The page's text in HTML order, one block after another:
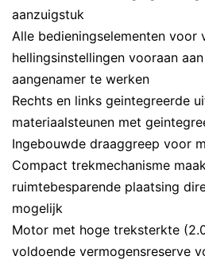
aanzuigstuk
Alle bedieningselementen voor
hellingsinstellingen vooraan
aangenamer te werken
Rechts en links geintegreerde
materiaalsteunen met
Ingebouwde draaggreep voor
Compact trekmechanisme
ruimtebesparende plaatsing
mogelijk
Motor met hoge treksterkte
voldoende vermogensreserve